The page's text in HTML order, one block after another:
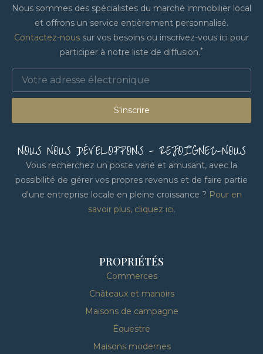
Nous sommes des spécialistes du marché immobilier local
et offrons un service entièrement personnalisé.
Contactez-nous sur vos besoins ou inscrivez-vous ici pour
participer à notre liste de diffusion.*
S'inscrire
NOUS NOUS DÉVELOPPONS - REJOIGNEZ-NOUS
Vous recherchez un poste varié et amusant, avec la
possibilité de gérer vos propres revenus et de faire partie
d'une entreprise locale en pleine croissance ? Pour en
savoir plus, cliquez ici.
PROPRIÉTÉS
Commerces
Châteaux et manoirs
Maisons de campagne
Équestre
Maisons modernes